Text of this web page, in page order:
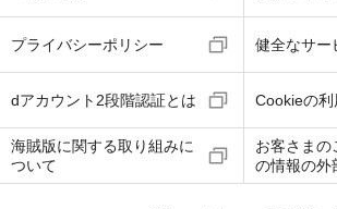
プライバシーポリシー 健全なサー
dアカウント2段階認証とは Cookieの
海賊版に関する取り組みに
ついて
お客さまの
の情報の外